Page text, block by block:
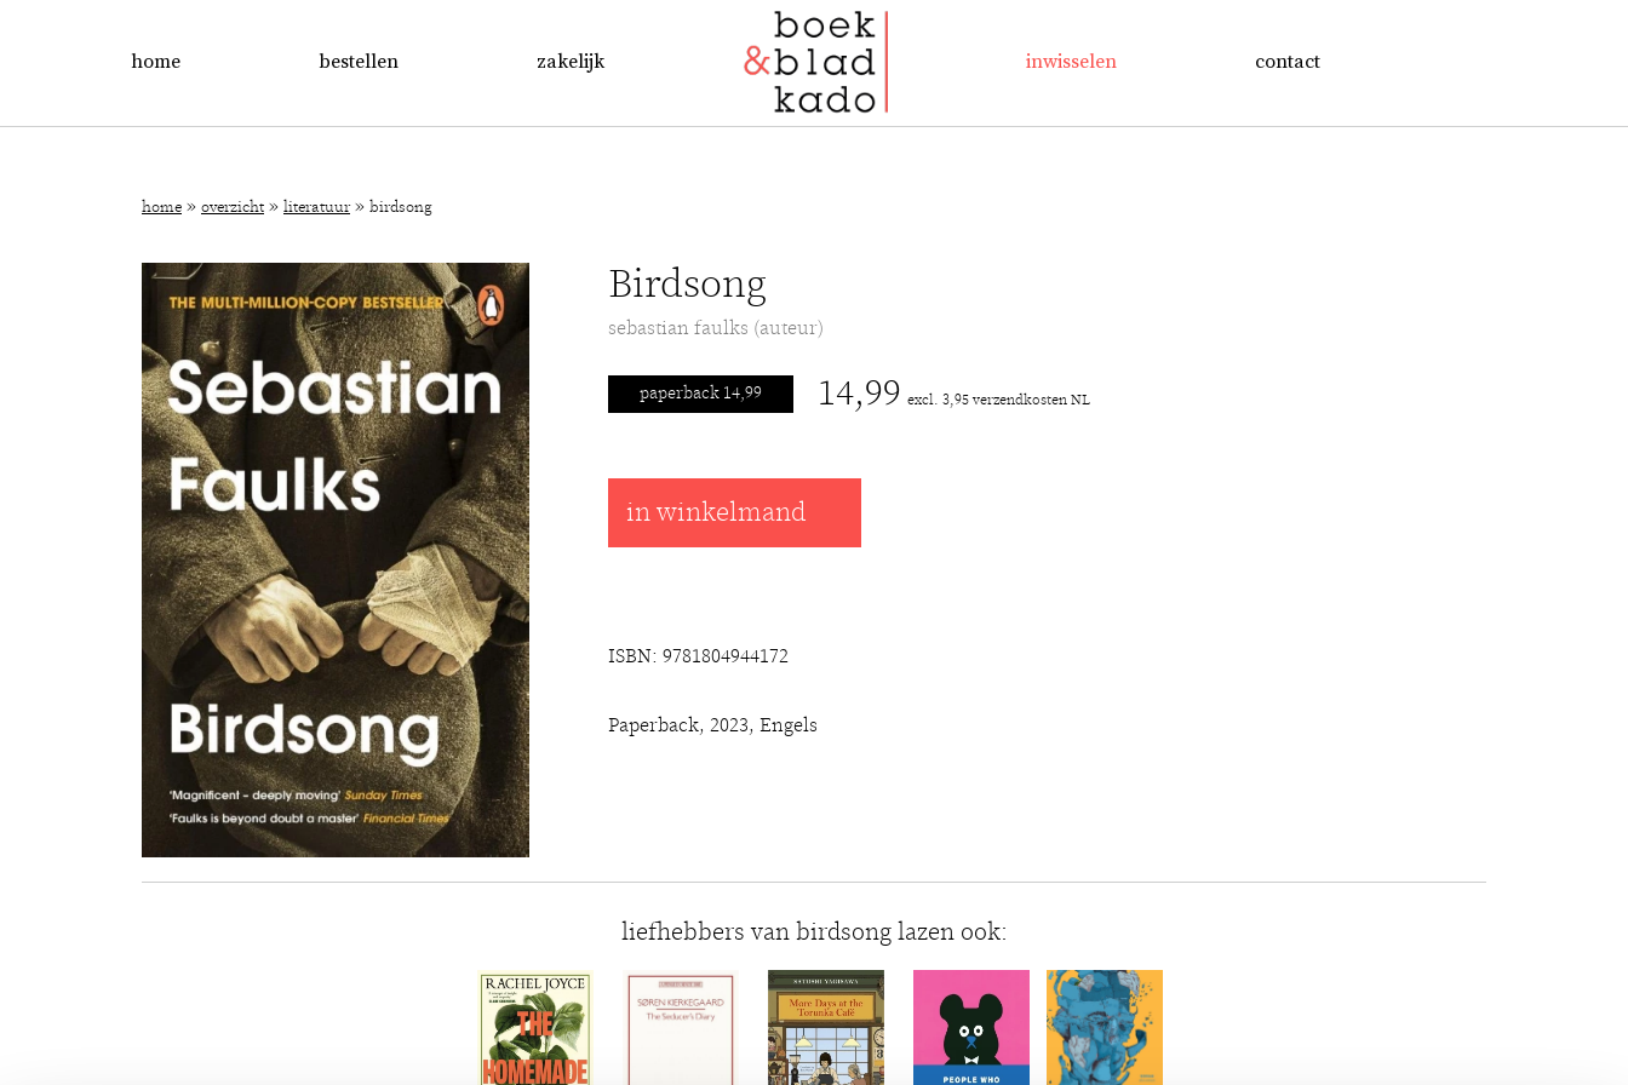
home bestellen zakelijk inwisselen contact
home » overzicht » literatuur» birdsong
Birdsong
sebastian faulks (auteur)
paperback 14,99 14,99 excl. 3,95 verzendkosten NL
in winkelmand
ISBN: 9781804944172
Paperback, 2023, Engels
liefhebbers van birdsong lazen ook: